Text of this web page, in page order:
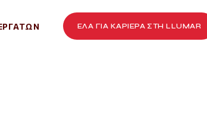
ΈΛΑ ΓΙΑ ΚΑΡΙΈΡΑ ΣΤΗ LLUMAR